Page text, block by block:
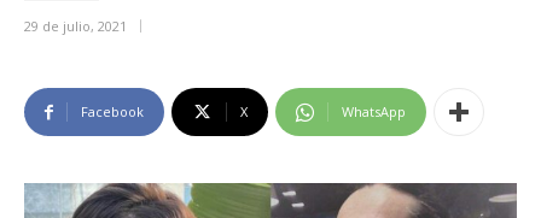
29 de julio, 2021
Facebook X WhatsApp